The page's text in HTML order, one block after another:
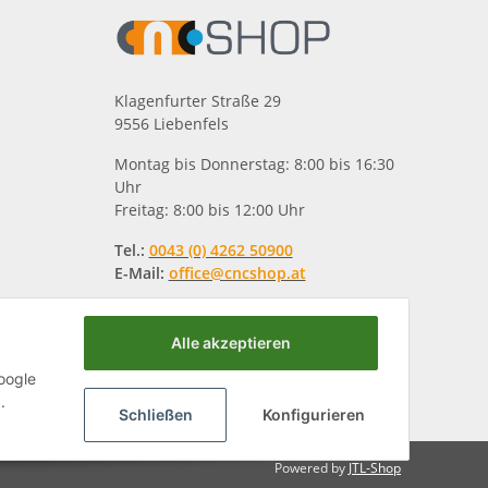
Klagenfurter Straße 29
9556 Liebenfels
Montag bis Donnerstag: 8:00 bis 16:30
Uhr
Freitag: 8:00 bis 12:00 Uhr
Tel.: 0043 (0) 4262 50900
E-Mail: office@cncshop.at
Powered by JTL-Shop
Alle akzeptieren
Schließen Konfigurieren